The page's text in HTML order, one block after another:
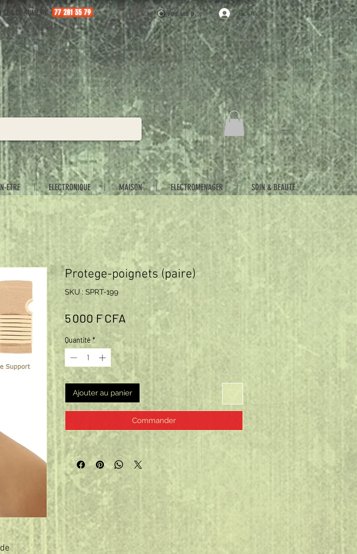
Voir les points Connexion
SUR CE NUMERO : 77 281 35 79
ETRE ELECTRONIQUE MAISON ELECTROMENAGER SOIN & BEAUTE
Protege-poignets (paire)
SKU : SPRT-199
5 000 F CFA Prix
Quantité *
Ajouter au panier
Commander